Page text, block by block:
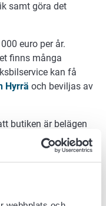
samt göra det
euro per år.
finns många
kan få
Hyrrä och beviljas av
butiken är belägen
året runt och att
är minst
är svår att nå.